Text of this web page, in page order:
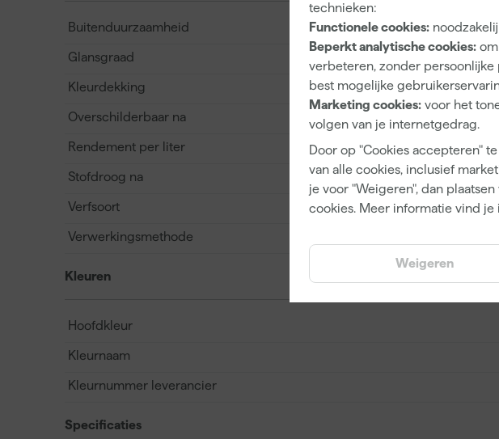
technieken:
Functionele cookies:
Beperkt analytische cookies:
verbeteren, zonder
best mogelijke
Marketing cookies: voor het
volgen van je internetgedrag.
Door op "Cookies accepteren"
van alle cookies, inclusief
je voor "Weigeren", dan
cookies. Meer informatie vind je
Weigeren
Buitenduurzaamheid
Glansgraad
Kleurdekking
Overschilderbaar na
Rendement per liter
Stofdroog na
Verfsoort
Verwerkingsmethode
Kleuren
Hoofdkleur
Kleurnaam
Kleurnummer leverancier
Specificaties